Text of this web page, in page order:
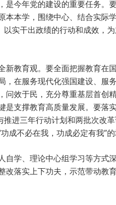
今年党的建设的重要任务
本学，围绕中心、结合实际
实干出政绩的行动和成效
教育观。要全面把握教育
在服务现代化强国建设、
效于民，充分尊重基层首创
支撑教育高质量发展。要
进三年行动计划和两批次改
成不必在我，功成必定有我”
学、理论中心组学习等方
落实上下功夫，示范带动教